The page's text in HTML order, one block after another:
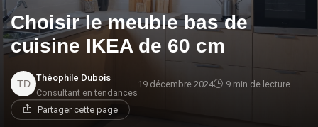
Choisir le meuble bas de
cuisine IKEA de 60 cm
Théophile Dubois
Consultant en tendances
19 décembre 2024 9 min de lecture
Partager cette page